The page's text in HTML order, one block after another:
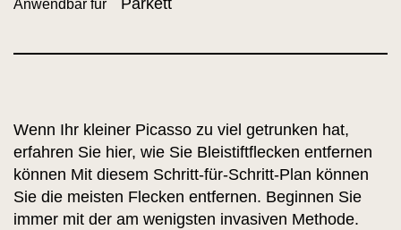
Anwendbar für Parkett
Wenn Ihr kleiner Picasso zu viel getrunken hat,
erfahren Sie hier, wie Sie Bleistiftflecken entfernen
können Mit diesem Schritt-für-Schritt-Plan können
Sie die meisten Flecken entfernen. Beginnen Sie
immer mit der am wenigsten invasiven Methode.